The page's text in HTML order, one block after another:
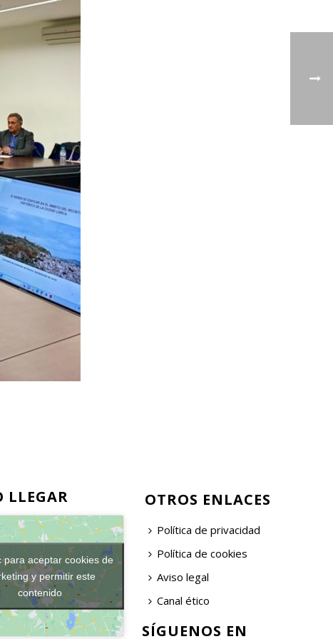
LLEGAR
para aceptar cookies de
y permitir este
contenido
OTROS ENLACES
Política de privacidad
Política de cookies
Aviso legal
Canal ético
SÍGUENOS EN